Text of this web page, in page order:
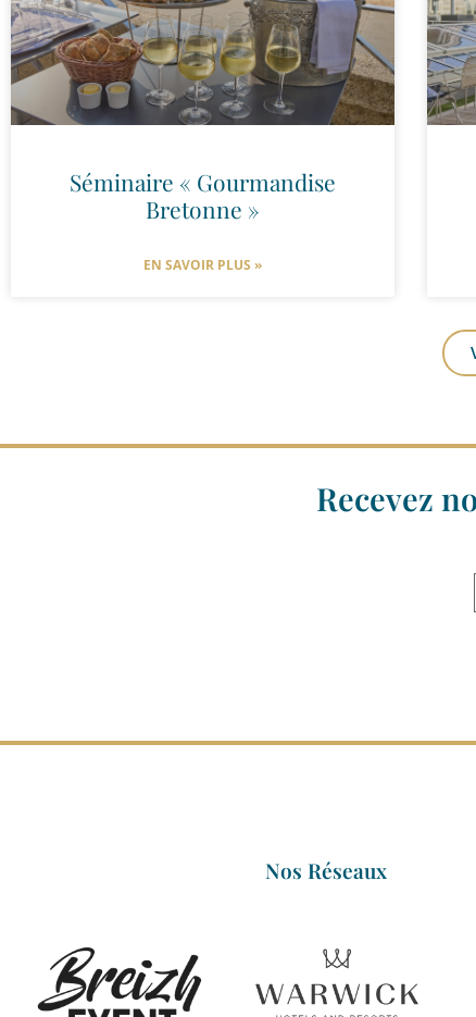
Séminaire « Gourmandise
Bretonne »
EN SAVOIR PLUS »
Recevez
Nos Réseaux